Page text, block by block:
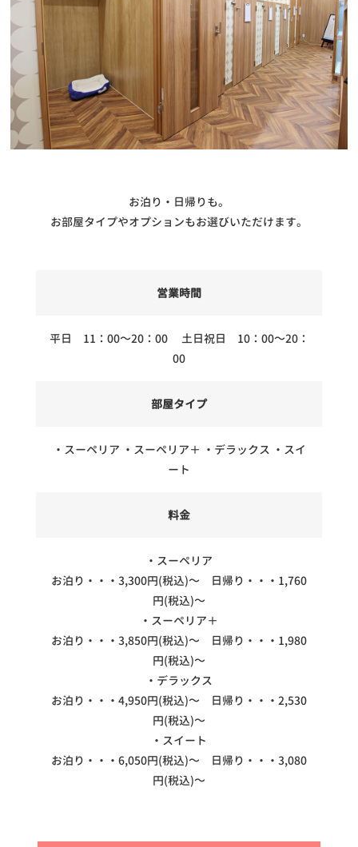
お泊り・日帰りも。
お部屋タイプやオプションもお選びいただけます。
営業時間
平日 11：00～20：00 土日祝日 10：00～20：
00
部屋タイプ
・スーペリア ・スーペリア＋ ・デラックス ・スイ
ート
料金
・スーペリア
お泊り・・・3,300円(税込)～ 日帰り・・・1,760
円(税込)～
・スーペリア＋
お泊り・・・3,850円(税込)～ 日帰り・・・1,980
円(税込)～
・デラックス
お泊り・・・4,950円(税込)～ 日帰り・・・2,530
円(税込)～
・スイート
お泊り・・・6,050円(税込)～ 日帰り・・・3,080
円(税込)～